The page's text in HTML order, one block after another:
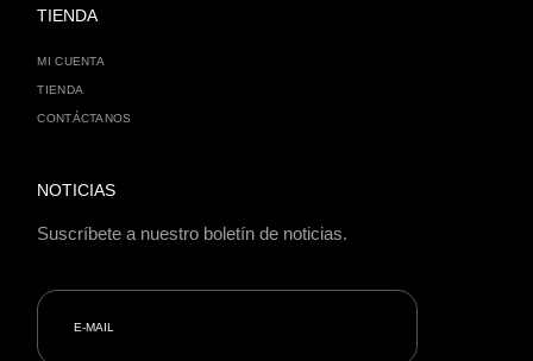
TIENDA
MI CUENTA
TIENDA
CONTÁCTANOS
NOTICIAS
Suscríbete a nuestro boletín de noticias.